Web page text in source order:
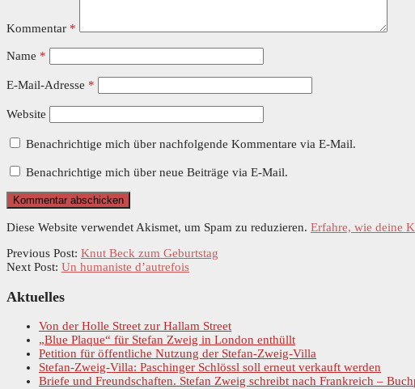
Kommentar *
Name *
E-Mail-Adresse *
Website
Benachrichtige mich über nachfolgende Kommentare via E-Mail.
Benachrichtige mich über neue Beiträge via E-Mail.
Diese Website verwendet Akismet, um Spam zu reduzieren. Erfahre, wie deine
Previous Post: Knut Beck zum Geburtstag
Next Post: Un humaniste d’autrefois
Primary
Aktuelles
Von der Holle Street zur Hallam Street
„Blue Plaque“ für Stefan Zweig in London enthüllt
Petition für öffentliche Nutzung der Stefan-Zweig-Villa
Stefan-Zweig-Villa: Paschinger Schlössl soll erneut verkauft werden
Briefe und Freundschaften. Stefan Zweig schreibt nach Frankreich –